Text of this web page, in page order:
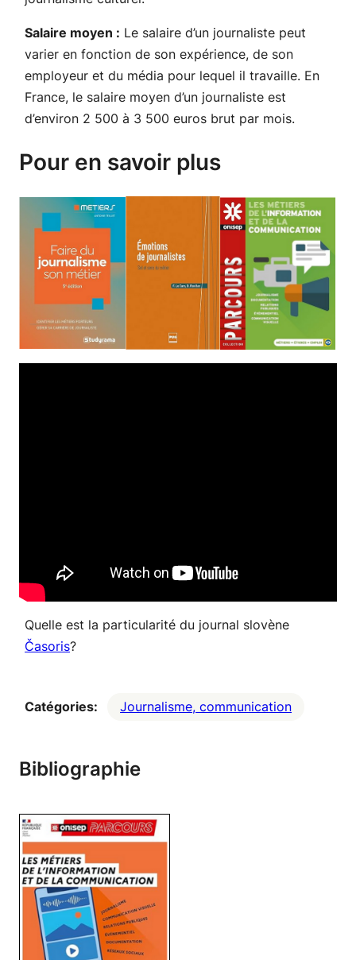
Salaire moyen : Le salaire d’un journaliste peut
varier en fonction de son expérience, de son
employeur et du média pour lequel il travaille. En
France, le salaire moyen d’un journaliste est
d’environ 2 500 à 3 500 euros brut par mois.
Pour en savoir plus
Quelle est la particularité du journal slovène
Časoris?
Catégories: Journalisme, communication
Bibliographie